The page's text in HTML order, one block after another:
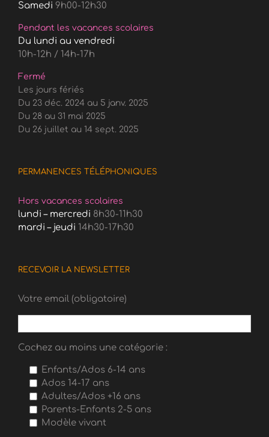
Samedi 9h00-12h30
Pendant les vacances scolaires
Du lundi au vendredi
10h-12h / 14h-17h
Fermé
Les jours fériés
Du 23 déc. 2024 au 5 janv. 2025
Du 28 au 31 mai 2025
Du 26 juillet au 14 sept. 2025
PERMANENCES TÉLÉPHONIQUES
Hors vacances scolaires
lundi – mercredi 8h30-11h30
mardi – jeudi 14h30-17h30
RECEVOIR LA NEWSLETTER
Votre email (obligatoire)
Cochez au moins une catégorie :
Enfants/Ados 6-14 ans
Ados 14-17 ans
Adultes/Ados +16 ans
Parents-Enfants 2-5 ans
Modèle vivant